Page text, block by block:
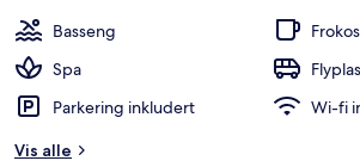
Basseng
Spa
Parkering inkludert
Wi-fi
Vis alle